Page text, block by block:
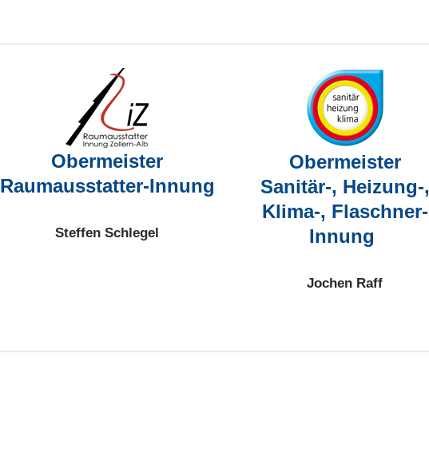
Obermeister
Raumausstatter-Innung
Steffen Schlegel
Obermeister
Sanitär-, Heizung-,
Klima-, Flaschner-
Innung
Jochen Raff